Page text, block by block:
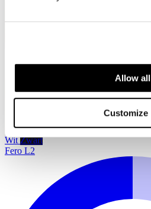
Allow all
Customize
Wit Zwart
Fero L2